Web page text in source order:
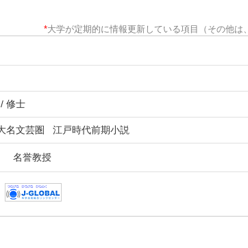
*大学が定期的に情報更新している項目（その他は、
修士
名文芸圏 江戸時代前期小説
名誉教授